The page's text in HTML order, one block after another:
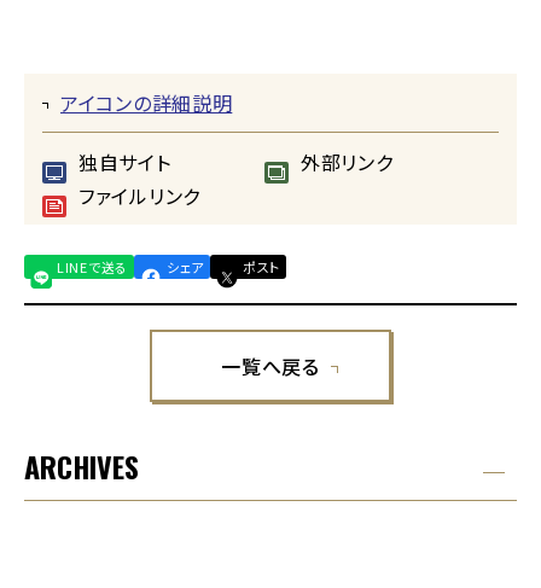
アイコンの詳細説明
独自サイト
外部リンク
ファイルリンク
LINEで送る シェア ポスト
一覧へ戻る
ARCHIVES